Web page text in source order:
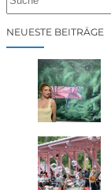
cNEUESTE BEITRÄGE